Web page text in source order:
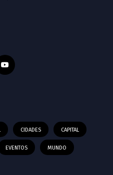
CIDADES CAPITAL
EVENTOS MUNDO